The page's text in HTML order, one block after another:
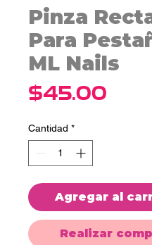
Pinza
Para
ML Nails
$45.00
Cantidad *
Agregar al
Realizar